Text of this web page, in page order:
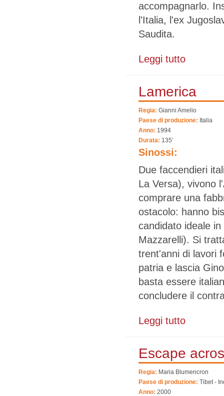
accompagnarlo.
l'Italia, l'ex
Saudita.
Leggi tutto
Lamerica
Regia: Gianni Amelio
Paese di produzione: Italia
Anno: 1994
Durata: 135'
Sinossi:
Due faccendieri
La Versa), vivono
comprare una
ostacolo: hanno
candidato ideale
Mazzarelli). Si
trent'anni di lavori
patria e lascia
basta essere
concludere il
Leggi tutto
Escape
Regia: Maria Blumencron
Paese di produzione: Tibet -
Anno: 2000